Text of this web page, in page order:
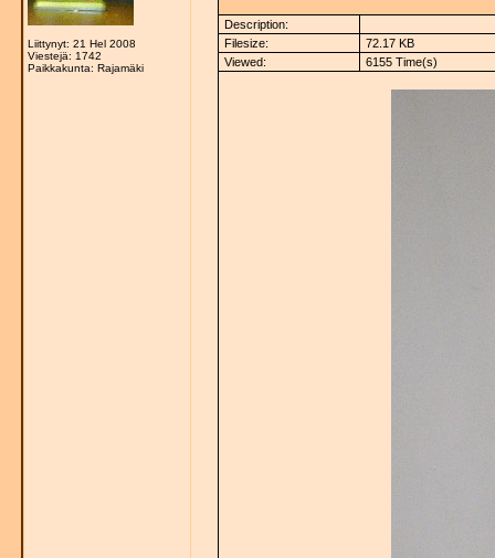
Liittynyt: 21 Hel 2008
Viestejä: 1742
Paikkakunta: Rajamäki
Description:
Filesize:
72.17 KB
Viewed:
6155 Time(s)